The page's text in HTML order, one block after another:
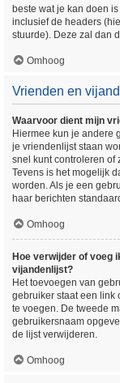
beste wat je kan doen
inclusief de headers
stuurde). Deze zal dan
Omhoog
Vrienden en
Waarvoor dient mijn
Hiermee kun je andere
je vriendenlijst staan
snel kunt controleren of
Tevens is het mogelijk
worden. Als je een
haar berichten
Omhoog
Hoe verwijder of voeg
vijandenlijst?
Het toevoegen van
gebruiker staat een link
te voegen. De tweede
gebruikersnaam
de lijst verwijderen.
Omhoog